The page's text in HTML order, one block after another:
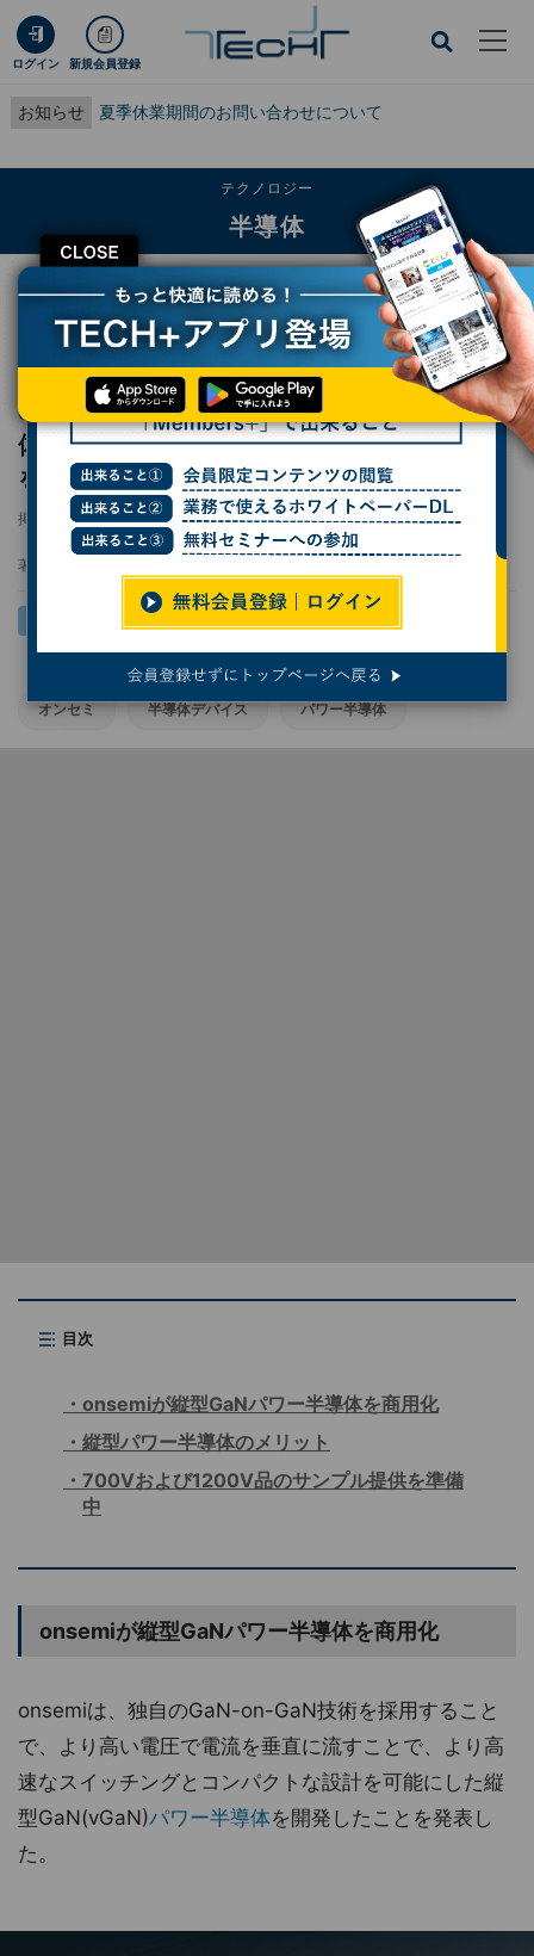
ログイン 新規会員登録
お知らせ 夏季休業期間のお問い合わせについて
CLOSE
テクノロジー
半導体
TECH+ テクノロジー
半導体
onsemiがGaN-on-GaNベースの縦型GaN半導体を開発、700Vと1200V品のサ
onsemiがGaN-on-GaNベースの縦型GaN半導
体を開発、700Vと1200V品のサンプル出荷
を計画
掲載日 2025/11/05 16:45
著者：
オンセミ 半導体デバイス パワー半導体
目次
onsemiが縦型GaNパワー半導体を商用化
縦型パワー半導体のメリット
700Vおよび1200V品のサンプル提供を準備
中
onsemiが縦型GaNパワー半導体を商用化
onsemiは、独自のGaN-on-GaN技術を採用すること
で、より高い電圧で電流を垂直に流すことで、より高
速なスイッチングとコンパクトな設計を可能にした縦
型GaN(vGaN)パワー半導体を開発したことを発表し
た。